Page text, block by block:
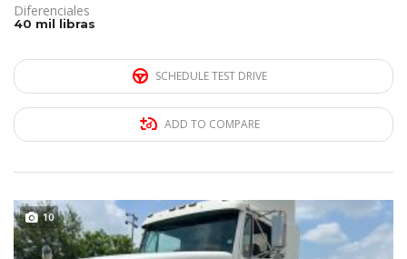
Diferenciales
40 mil libras
SCHEDULE TEST DRIVE
ADD TO COMPARE
10 VENDIDO